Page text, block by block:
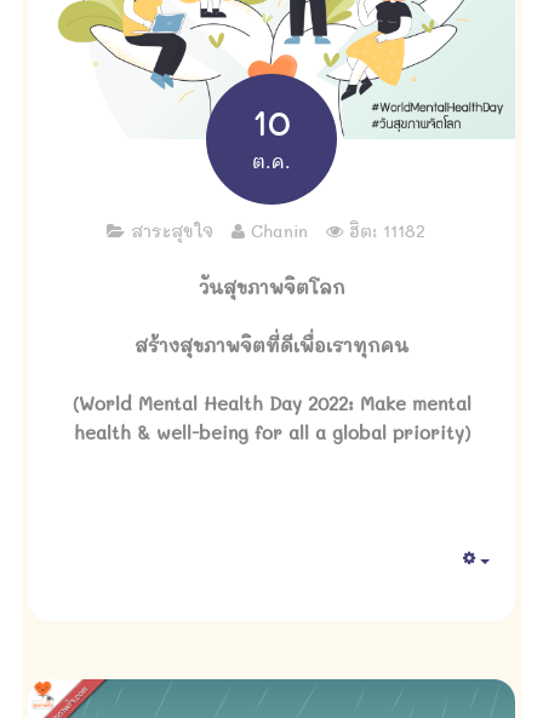
10
ต.ค.
สาระสุขใจ Chanin ฮิต: 11182
วันสุขภาพจิตโลก
สร้างสุขภาพจิตที่ดีเพื่อเราทุกคน
(World Mental Health Day 2022: Make mental
health & well-being for all a global priority)